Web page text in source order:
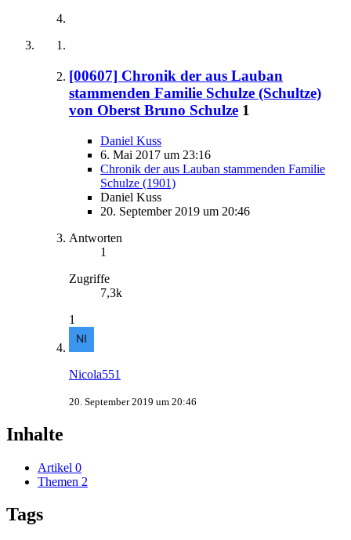
[00607] Chronik der aus Lauban
stammenden Familie Schulze (Schultze)
von Oberst Bruno Schulze 1
Daniel Kuss
6. Mai 2017 um 23:16
Chronik der aus Lauban stammenden Familie
Schulze (1901)
Daniel Kuss
20. September 2019 um 20:46
Antworten
1
Zugriffe
7,3k
1
Nicola551
20. September 2019 um 20:46
Inhalte
Artikel 0
Themen 2
Tags